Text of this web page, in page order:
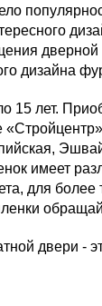
дверной
дизайна
15 лет.
имеет
для более
двери -